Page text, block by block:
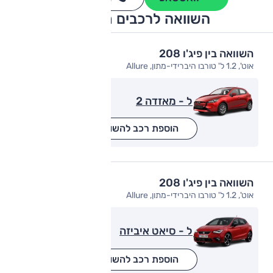
השוואה לרכבים מתחרים
השוואה בין פיג'ו 208
אוט', 1.2 ל' טורבו היברידי-מתון, Allure
ל - מאזדה 2
הוספת רכב להשוואה
השוואה בין פיג'ו 208
אוט', 1.2 ל' טורבו היברידי-מתון, Allure
ל - סיאט איביזה
הוספת רכב להשוואה